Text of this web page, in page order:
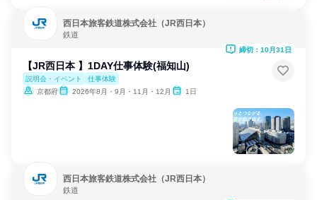
西日本旅客鉄道株式会社（JR西日本）
鉄道
【JR西日本 】1DAY仕事体験(福知山)
説明会・イベント
仕事体験
京都府
2026年8月・9月・11月・12月 1日
締切：10月31日
西日本旅客鉄道株式会社（JR西日本）
鉄道